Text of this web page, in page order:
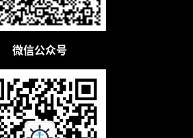
微信公众号